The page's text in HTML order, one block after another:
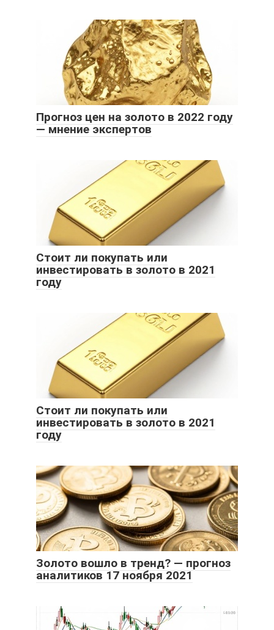
Прогноз цен на золото в 2022 году
— мнение экспертов
Стоит ли покупать или
инвестировать в золото в 2021
году
Стоит ли покупать или
инвестировать в золото в 2021
году
Золото вошло в тренд? — прогноз
аналитиков 17 ноября 2021